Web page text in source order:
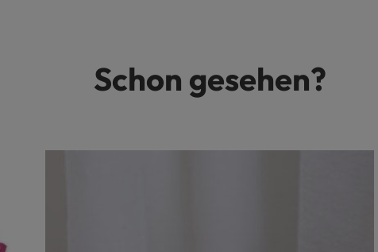
Schon gesehen?